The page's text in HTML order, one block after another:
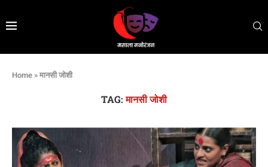
Home » मानसी जोशी
TAG:मानसी जोशी